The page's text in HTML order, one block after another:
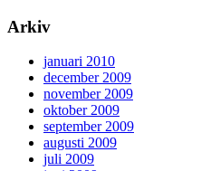
Arkiv
januari 2010
december 2009
november 2009
oktober 2009
september 2009
augusti 2009
juli 2009